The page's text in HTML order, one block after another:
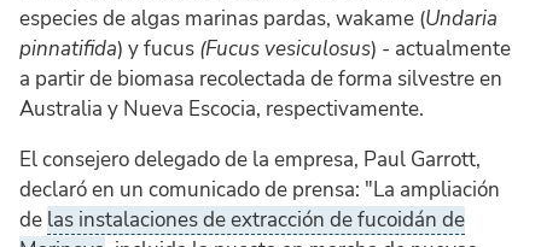
especies de algas marinas pardas, wakame (Undaria
pinnatifida) y fucus (Fucus vesiculosus) - actualmente
a partir de biomasa recolectada de forma silvestre en
Australia y Nueva Escocia, respectivamente.
El consejero delegado de la empresa, Paul Garrott,
declaró en un comunicado de prensa: "La ampliación
de las instalaciones de extracción de fucoidán de